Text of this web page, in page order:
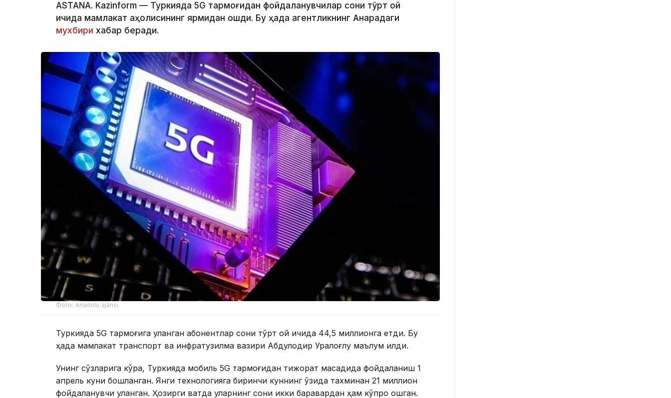
ASTANA. Kazinform — Туркияда 5G тармоғидан фойдаланувчилар сони тўрт ой
ичида мамлакат аҳолисининг ярмидан ошди. Бу ҳақда агентликнинг Анқарадаги
мухбири хабар беради.
Фото: Anadolu ajansı
Туркияда 5G тармоғига уланган абонентлар сони тўрт ой ичида 44,5 миллионга етди. Бу
ҳақда мамлакат транспорт ва инфратузилма вазири Абдулқодир Уралоғлу маълум қилди.
Унинг сўзларига кўра, Туркияда мобиль 5G тармоғидан тижорат мақсадида фойдаланиш 1
апрель куни бошланган. Янги технологияга биринчи куннинг ўзида тахминан 21 миллион
фойдаланувчи уланган. Ҳозирги вақтда уларнинг сони икки баравардан ҳам кўпроқ ошган.